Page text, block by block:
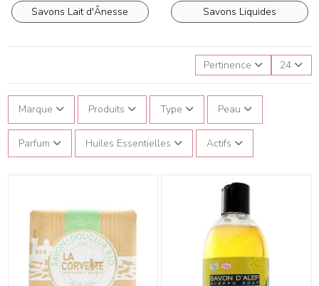
Savons Lait d'Ânesse Savons Liquides
Pertinence 24
Marque Produits Type Peau
Parfum Huiles Essentielles Actifs